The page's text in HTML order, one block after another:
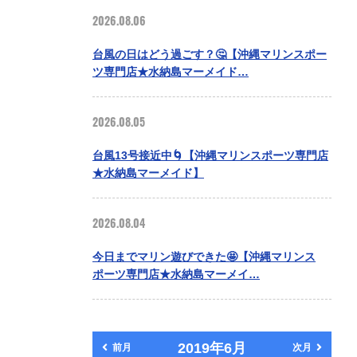
2026.08.06
台風の日はどう過ごす？🤔【沖縄マリンスポー
ツ専門店★水納島マーメイド…
2026.08.05
台風13号接近中🌀【沖縄マリンスポーツ専門店
★水納島マーメイド】
2026.08.04
今日までマリン遊びできた🤩【沖縄マリンス
ポーツ専門店★水納島マーメイ…
前月 2019年6月 次月